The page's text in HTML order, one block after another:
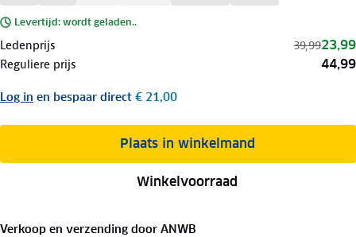
Levertijd: wordt geladen..
Ledenprijs 39,9923,99
Reguliere prijs 44,99
Log in en bespaar direct € 21,00
Plaats in winkelmand
Winkelvoorraad
Verkoop en verzending door ANWB